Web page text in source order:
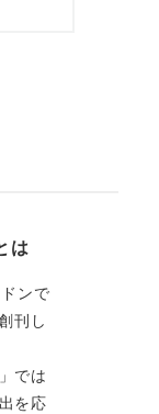
は
ンで
刊し
では
を応